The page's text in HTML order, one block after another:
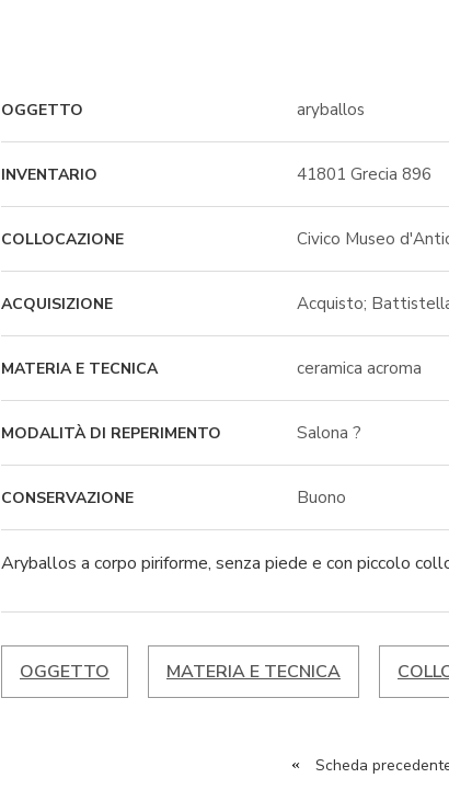
OGGETTO aryballos
INVENTARIO 41801 Grecia 896
COLLOCAZIONE Civico Museo
ACQUISIZIONE Acquisto;
MATERIA E TECNICA ceramica acroma
MODALITÀ DI REPERIMENTO Salona ?
CONSERVAZIONE Buono
Aryballos a corpo piriforme, senza piede e con piccolo
OGGETTO MATERIA E TECNICA
« Scheda